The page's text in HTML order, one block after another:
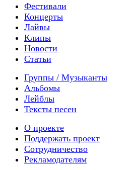
Фестивали
Концерты
Лайвы
Клипы
Новости
Статьи
Группы / Музыканты
Альбомы
Лейблы
Тексты песен
О проекте
Поддержать проект
Сотрудничество
Рекламодателям